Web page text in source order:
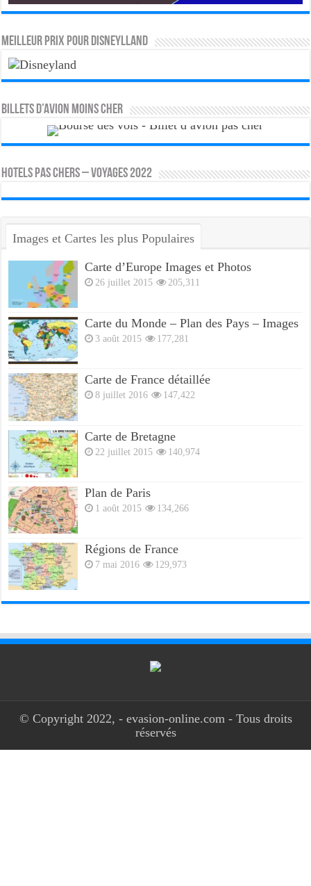
MEILLEUR PRIX POUR DISNEYLLAND
Billets d’avion moins cher
HOTELS PAS CHERS – VOYAGES 2022
Images et Cartes les plus Populaires
Carte d’Europe Images et Photos
26 juillet 2015 205,311
Carte du Monde – Plan des Pays – Images
3 août 2015 177,281
Carte de France détaillée
8 juillet 2016 147,422
Carte de Bretagne
22 juillet 2015 140,974
Plan de Paris
1 août 2015 134,266
Régions de France
7 mai 2016 129,973
© Copyright 2022, - evasion-online.com - Tous droits
réservés